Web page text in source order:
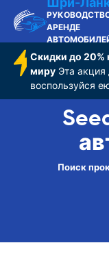
АРЕНДЕ
Скидки до 20%
мируЭта акция
воспользуйся
Поиск